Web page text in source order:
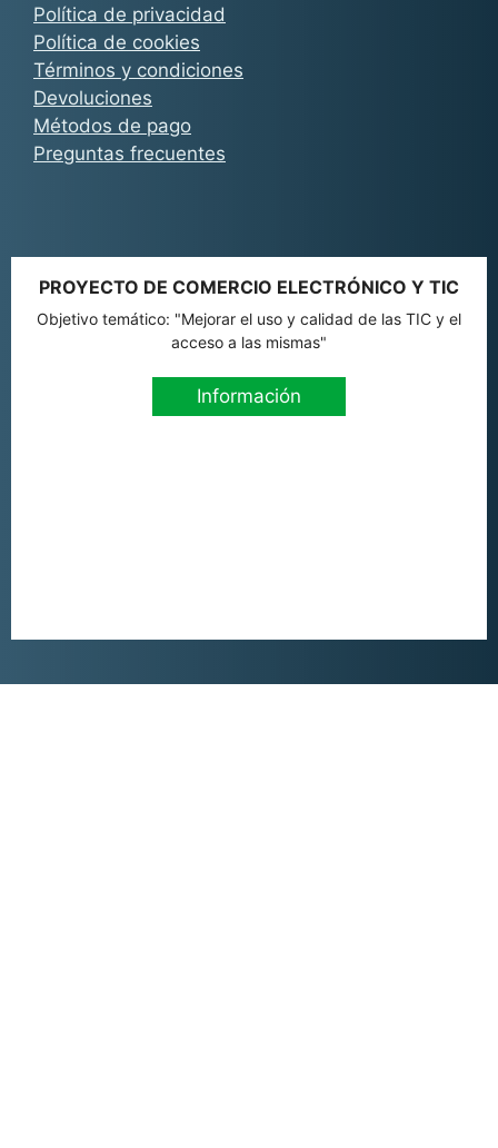
Política de privacidad
Política de cookies
Términos y condiciones
Devoluciones
Métodos de pago
Preguntas frecuentes
PROYECTO DE COMERCIO ELECTRÓNICO Y TIC
Objetivo temático: "Mejorar el uso y calidad de las TIC y el
acceso a las mismas"
Información